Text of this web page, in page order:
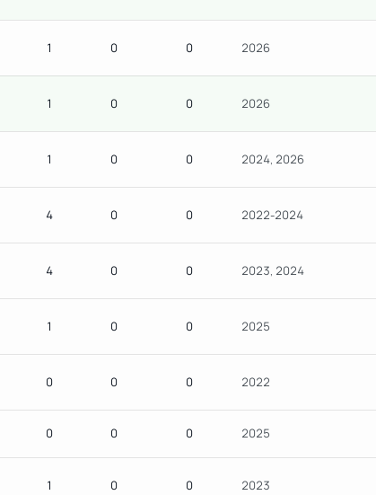
1 0 0 2026
1 0 0 2026
1 0 0 2024, 2026
4 0 0 2022-2024
4 0 0 2023, 2024
1 0 0 2025
0 0 0 2022
0 0 0 2025
1 0 0 2023